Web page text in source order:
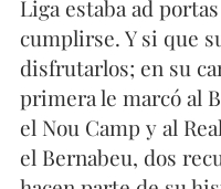
Liga estaba ad
cumplirse. Y si que
disfrutarlos; en su
primera le marcó al
el Nou Camp y al
el Bernabeu, dos